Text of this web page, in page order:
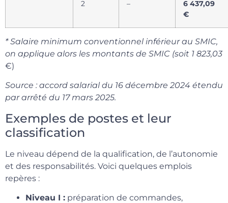
2 –
6 437,09
€
* Salaire minimum conventionnel inférieur au SMIC,
on applique alors les montants de SMIC (soit 1 823,03
€)
Source : accord salarial du 16 décembre 2024 étendu
par arrêté du 17 mars 2025.
Exemples de postes et leur
classification
Le niveau dépend de la qualification, de l’autonomie
et des responsabilités. Voici quelques emplois
repères :
Niveau I : préparation de commandes,